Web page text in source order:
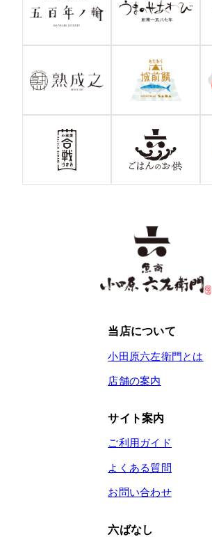
当店について
小田原六左衛門とは
店舗の案内
サイト案内
ご利用ガイド
よくある質問
お問い合わせ
六ばなし